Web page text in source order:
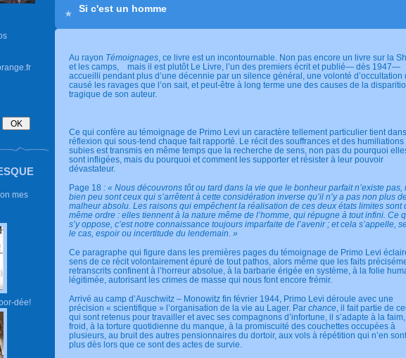
mes
dée!
Si c'est un homme
Au rayon Témoignages , ce livre est un incontournable. Non pas encore un livre sur la
et les camps, mais il est plutôt Le Livre, l’un des premiers écrit et publié— dès 1947—
accueilli pendant plus d’une décennie par un silence général, une volonté d’occultation
causé les ravages que l’on sait, et peut-être à long terme une des causes de la
tragique de son auteur.
Ce qui confère au témoignage de Primo Levi un caractère tellement particulier tient
réflexion qui sous-tend chaque fait rapporté. Le récit des souffrances et des humiliations
subies est transmis en même temps que la recherche de sens, non pas du pourquoi
sont infligées, mais du pourquoi et comment les supporter et résister à leur pouvoir
dévastateur.
Page 18 : « Nous découvrons tôt ou tard dans la vie que le bonheur parfait n’existe pas,
bien peu sont ceux qui s’arrêtent à cette considération inverse qu’il n’y a pas non plus
malheur absolu. Les raisons qui empêchent la réalisation de ces deux états limites sont
même ordre : elles tiennent à la nature même de l’homme, qui répugne à tout infini. Ce
s’y oppose, c’est notre connaissance toujours imparfaite de l’avenir ; et cela s’appelle,
le cas, espoir ou incertitude du lendemain. »
Ce paragraphe qui figure dans les premières pages du témoignage de Primo Levi
sens de ce récit volontairement épuré de tout pathos, alors même que les faits
retranscrits confinent à l’horreur absolue, à la barbarie érigée en système, à la folie
légitimée, autorisant les crimes de masse qui nous font encore frémir.
Arrivé au camp d’Auschwitz – Monowitz fin février 1944, Primo Levi déroule avec une
précision « scientifique » l’organisation de la vie au Lager. Par chance , il fait partie de
qui sont retenus pour travailler et avec ses compagnons d’infortune, il s’adapte à la
froid, à la torture quotidienne du manque, à la promiscuité des couchettes occupées à
plusieurs, au bruit des autres pensionnaires du dortoir, aux vols à répétition qui n’en sont
plus dès lors que ce sont des actes de survie.